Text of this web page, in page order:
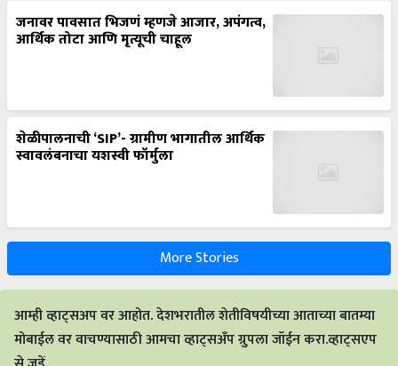
जनावर पावसात भिजणं म्हणजे आजार, अपंगत्व,
आर्थिक तोटा आणि मृत्यूची चाहूल
शेळीपालनाची ‘SIP’- ग्रामीण भागातील आर्थिक
स्वावलंबनाचा यशस्वी फॉर्मुला
More Stories
आम्ही व्हाट्सअप वर आहोत. देशभरातील शेतीविषयीच्या आताच्या बातम्या
मोबाईल वर वाचण्यासाठी आमचा व्हाट्सअँप ग्रुपला जॉईन करा.व्हाट्सएप